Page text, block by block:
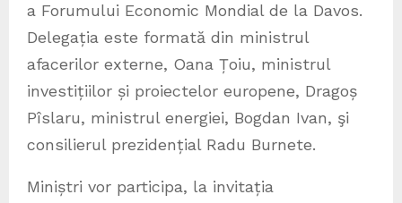
a Forumului Economic Mondial de la Davos.
Delegația este formată din ministrul
afacerilor externe, Oana Țoiu, ministrul
investițiilor și proiectelor europene, Dragoș
Pîslaru, ministrul energiei, Bogdan Ivan, şi
consilierul prezidențial Radu Burnete.
Miniștri vor participa, la invitația